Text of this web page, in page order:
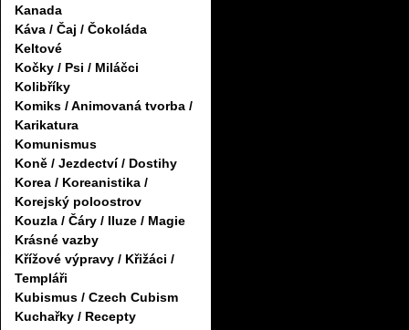
Kanada
Káva / Čaj / Čokoláda
Keltové
Kočky / Psi / Miláčci
Kolibříky
Komiks / Animovaná tvorba /
Karikatura
Komunismus
Koně / Jezdectví / Dostihy
Korea / Koreanistika /
Korejský poloostrov
Kouzla / Čáry / Iluze / Magie
Krásné vazby
Křížové výpravy / Křižáci /
Templáři
Kubismus / Czech Cubism
Kuchařky / Recepty